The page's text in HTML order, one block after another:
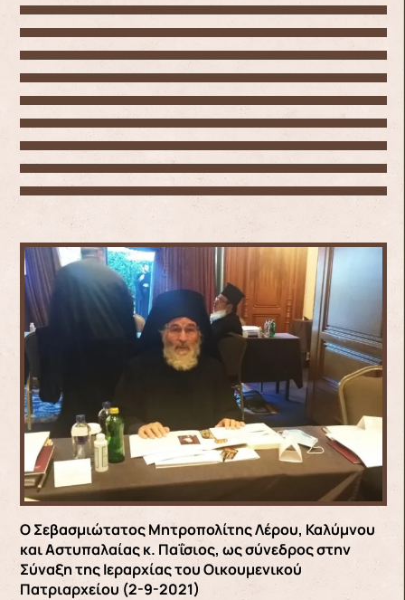
Ο Σεβασμιώτατος Μητροπολίτης Λέρου, Καλύμνου
και Αστυπαλαίας κ. Παΐσιος, ως σύνεδρος στην
Σύναξη της Ιεραρχίας του Οικουμενικού
Πατριαρχείου (2-9-2021)